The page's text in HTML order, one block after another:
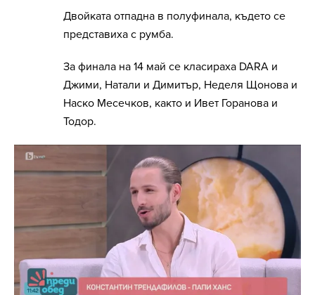
Двойката отпадна в полуфинала, където се
представиха с румба.
За финала на 14 май се класираха DARA и
Джими, Натали и Димитър, Неделя Щонова и
Наско Месечков, както и Ивет Горанова и
Тодор.